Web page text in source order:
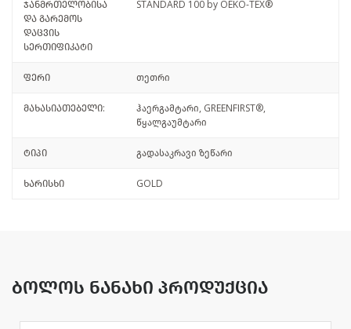
ჯანმრთელობისა
და გარემოს
დაცვის
სერთიფიკატი
STANDARD 100 by OEKO-TEX®
ფერი თეთრი
მახასიათებელი:
ჰაერგამტარი, GREENFIRST®,
წყალგაუმტარი
ტიპი გადასაკრავი ზეწარი
ხარისხი GOLD
ბოლოს ნანახი პროდუქცია